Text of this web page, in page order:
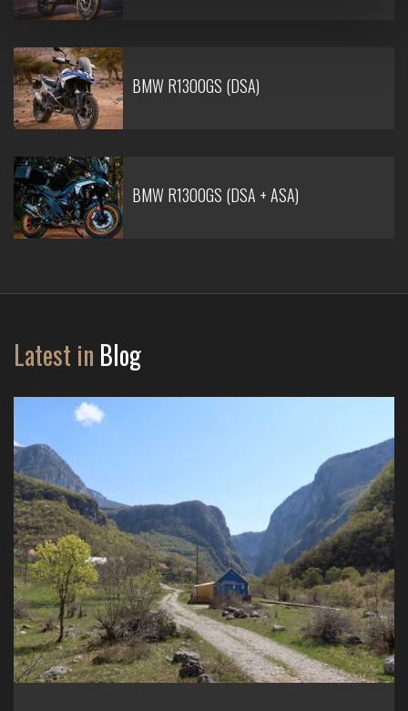
BMW R1300GS (DSA)
BMW R1300GS (DSA + ASA)
Latest in Blog